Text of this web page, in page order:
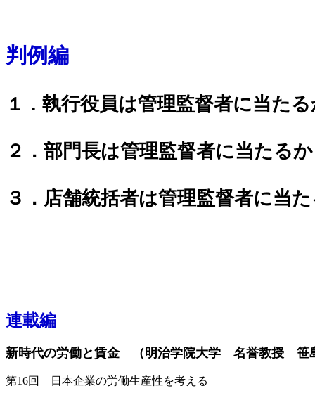
判例編
１． 執行役員は管理監督者に当た
２．部門長は管理監督者に当たるか
３．店舗統括者は管理監督者に当
連載編
新時代の労働と賃金 （明治学院大学 名誉教授 笹
第16回 日本企業の労働生産性を考える